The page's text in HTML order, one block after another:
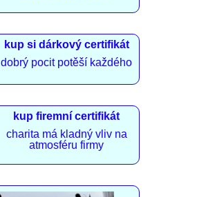
kup si dárkový certifikát
dobrý pocit potěší každého
kup firemní certifikát
charita má kladný vliv na
atmosféru firmy